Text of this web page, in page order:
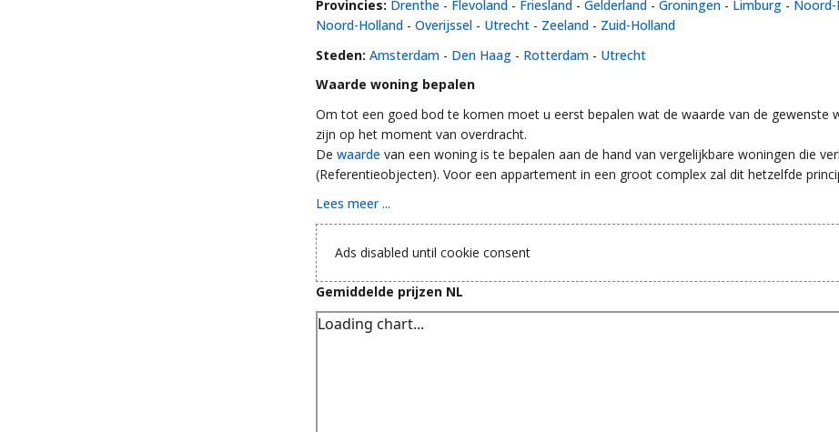
Provincies: Drenthe - Flevoland - Friesland - Gelderland - Groningen - Limburg -
Noord-Holland - Overijssel - Utrecht - Zeeland - Zuid-Holland
Steden: Amsterdam - Den Haag - Rotterdam - Utrecht
Waarde woning bepalen
Om tot een goed bod te komen moet u eerst bepalen wat de waarde van de gewenste
zijn op het moment van overdracht.
De waarde van een woning is te bepalen aan de hand van vergelijkbare woningen die
(Referentieobjecten). Voor een appartement in een groot complex zal dit hetzelfde
Lees meer ...
Ads disabled until cookie consent
Gemiddelde prijzen NL